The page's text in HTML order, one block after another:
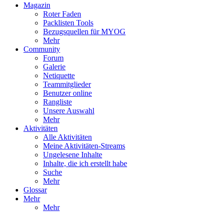
Magazin
Roter Faden
Packlisten Tools
Bezugsquellen für MYOG
Mehr
Community
Forum
Galerie
Netiquette
Teammitglieder
Benutzer online
Rangliste
Unsere Auswahl
Mehr
Aktivitäten
Alle Aktivitäten
Meine Aktivitäten-Streams
Ungelesene Inhalte
Inhalte, die ich erstellt habe
Suche
Mehr
Glossar
Mehr
Mehr